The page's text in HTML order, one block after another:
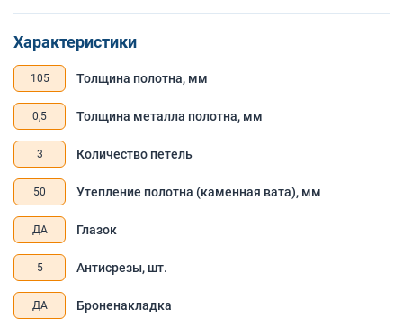
Характеристики
105 Толщина полотна, мм
0,5 Толщина металла полотна, мм
3 Количество петель
50 Утепление полотна (каменная вата), мм
ДА Глазок
5 Антисрезы, шт.
ДА Броненакладка